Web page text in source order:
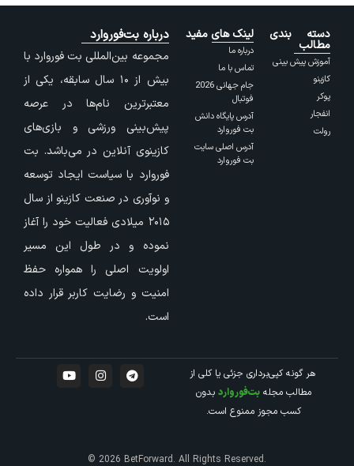
دسته بندی
مطالب
آموزش پیش بینی
کازینو
پوکر
انفجار
رولت
لینک های مفید
درباره ما
تماس با ما
جام جهانی 2026
فوتبال
آدرس پایگاه دانش
بت فوروارد
آدرس اصلی سایت
بت فوروارد
درباره بت‌فوروارد
مجموعه بین‌المللی بت فوروارد با
بیش از ۱۰ سال سابقه، یکی از
معتبرترین نام‌ها در عرصه
پیش‌بینی ورزشی و بازی‌های
کازینوی آنلاین در می‌باشد. بت
فوروارد با سیاست ایجاد توسعه
و نوآوری در صنعت کازینو از سال
۲۰۱۵ میلادی فعالیت خود را آغاز
نموده و در طول این مسیر
اولویت اصلی را همواره حفظ
امنیت و رضایت کاربر قرار داده
است.
هر گونه کپی‌برداری جزئی یا کلی از
مطالب مجله بت‌فوروارد بدون
کسب مجوز ممنوع است.
© 2026 BetForward. All Rights Reserved.